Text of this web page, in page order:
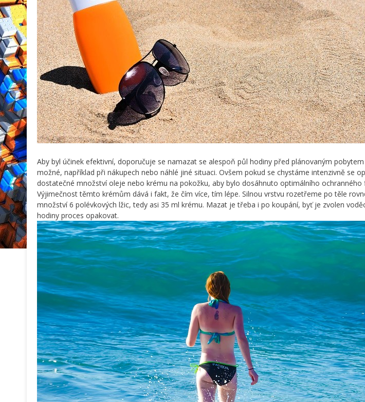
Aby byl účinek efektivní, doporučuje se namazat se alespoň půl hodiny před plánovaným
možné, například při nákupech nebo náhlé jiné situaci. Ovšem pokud se chystáme intenzivně se
dostatečné množství oleje nebo krému na pokožku, aby bylo dosáhnuto optimálního
Výjimečnost těmto krémům dává i fakt, že čím více, tím lépe. Silnou vrstvu rozetřeme po těle
množství 6 polévkových lžic, tedy asi 35 ml krému. Mazat je třeba i po koupání, byť je zvolen
hodiny proces opakovat.